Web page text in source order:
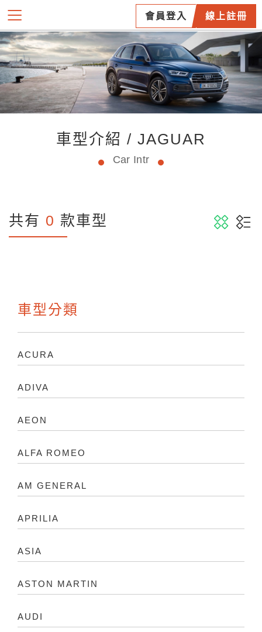
會員登入 線上註冊
車型介紹 / JAGUAR
Car Intr
共有 0 款車型
車型分類
ACURA
ADIVA
AEON
ALFA ROMEO
AM GENERAL
APRILIA
ASIA
ASTON MARTIN
AUDI